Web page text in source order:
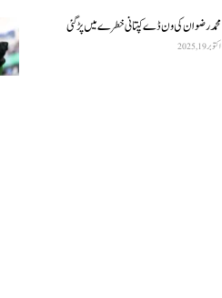
محمد رضوان کی ون ڈے کپتانی خطرے میں پڑ گئی
اکتوبر 19, 2025